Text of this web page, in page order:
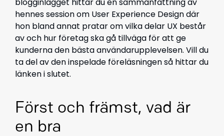
hennes session om User Experience Design där
hon bland annat pratar om vilka delar UX består
av och hur företag ska gå tillväga för att ge
kunderna den bästa användarupplevelsen. Vill du
ta del av den inspelade föreläsningen så hittar du
länken i slutet.
Först och främst, vad är
en bra